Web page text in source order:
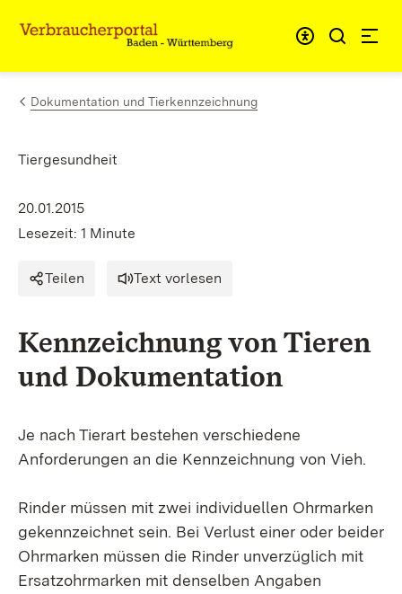
Zum Inhalt springen
Link zur Startseite
Dokumentation und Tierkennzeichnung
Tiergesundheit
20.01.2015
Lesezeit: 1 Minute
Teilen Text vorlesen
Kennzeichnung von Tieren
und Dokumentation
Je nach Tierart bestehen verschiedene
Anforderungen an die Kennzeichnung von Vieh.
Rinder müssen mit zwei individuellen Ohrmarken
gekennzeichnet sein. Bei Verlust einer oder beider
Ohrmarken müssen die Rinder unverzüglich mit
Ersatzohrmarken mit denselben Angaben